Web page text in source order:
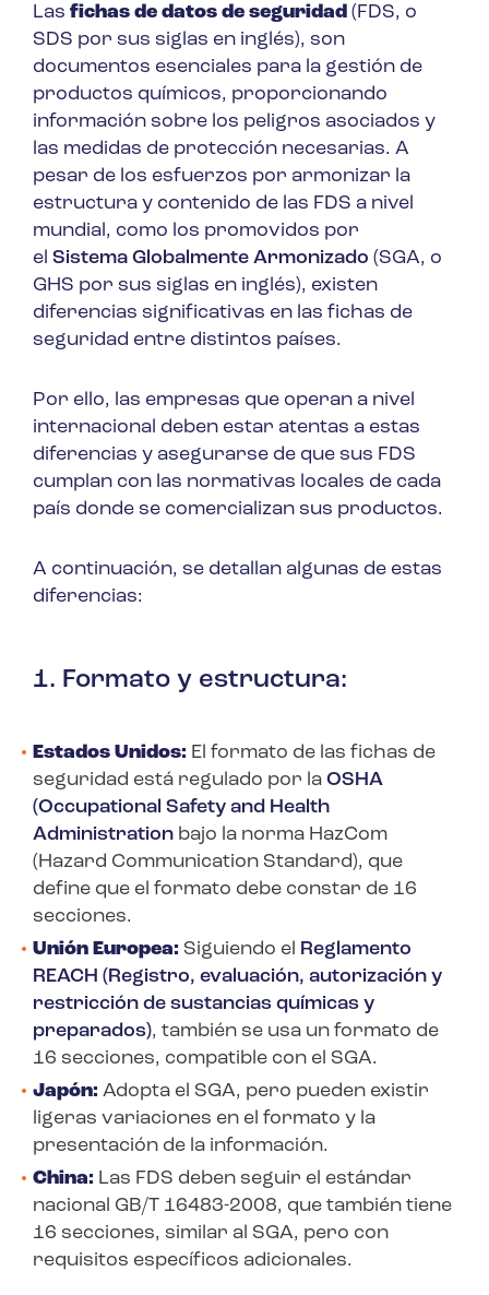
Las fichas de datos de seguridad (FDS, o
SDS por sus siglas en inglés), son
documentos esenciales para la gestión de
productos químicos, proporcionando
información sobre los peligros asociados y
las medidas de protección necesarias. A
pesar de los esfuerzos por armonizar la
estructura y contenido de las FDS a nivel
mundial, como los promovidos por
el Sistema Globalmente Armonizado (SGA, o
GHS por sus siglas en inglés), existen
diferencias significativas en las fichas de
seguridad entre distintos países.
Por ello, las empresas que operan a nivel
internacional deben estar atentas a estas
diferencias y asegurarse de que sus FDS
cumplan con las normativas locales de cada
país donde se comercializan sus productos.
A continuación, se detallan algunas de estas
diferencias:
1. Formato y estructura:
Estados Unidos: El formato de las fichas de
seguridad está regulado por la OSHA
(Occupational Safety and Health
Administration bajo la norma HazCom
(Hazard Communication Standard), que
define que el formato debe constar de 16
secciones.
Unión Europea: Siguiendo el Reglamento
REACH (Registro, evaluación, autorización y
restricción de sustancias químicas y
preparados), también se usa un formato de
16 secciones, compatible con el SGA.
Japón: Adopta el SGA, pero pueden existir
ligeras variaciones en el formato y la
presentación de la información.
China: Las FDS deben seguir el estándar
nacional GB/T 16483-2008, que también tiene
16 secciones, similar al SGA, pero con
requisitos específicos adicionales.